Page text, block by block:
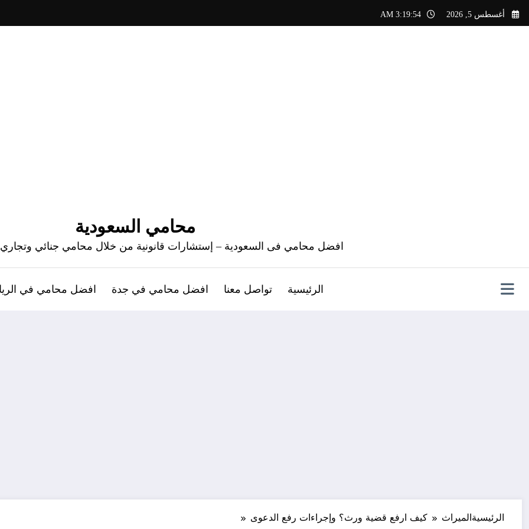
التجاوز
إلى
أغسطس 5, 2026 3:19:55 AM
محامي السعودية
افضل محامي فى السعودية – إستشارات قانونية من خلال محامي جنائي وتجاري
الرئيسية تواصل معنا افضل محامي في جدة افضل محامي في
الرئيسيةالميراث كيف ارفع قضية ورث؟ وإجراءات رفع الدعوى